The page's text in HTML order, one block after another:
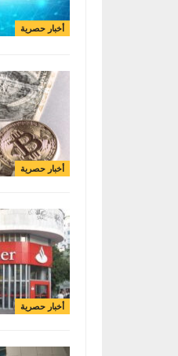
أخبار حصرية
أخبار حصرية
أخبار حصرية